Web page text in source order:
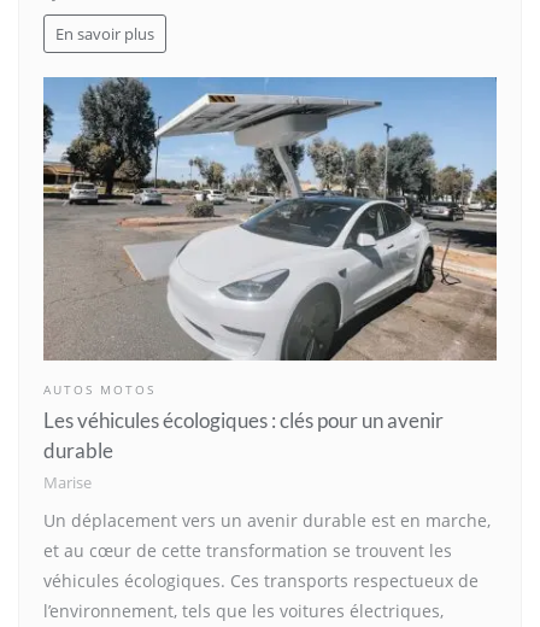
En savoir plus
AUTOS MOTOS
Les véhicules écologiques : clés pour un avenir
durable
Marise
Un déplacement vers un avenir durable est en marche,
et au cœur de cette transformation se trouvent les
véhicules écologiques. Ces transports respectueux de
l’environnement, tels que les voitures électriques,